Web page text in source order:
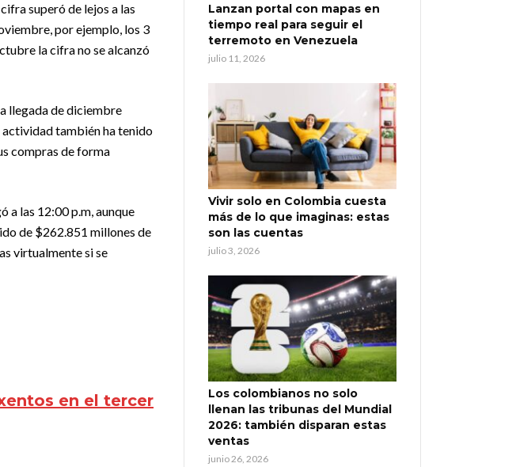
superó de lejos a las
por ejemplo, los 3
la cifra no se alcanzó
llegada de diciembre
actividad también ha tenido
compras de forma
a las 12:00 p.m, aunque
de $262.851 millones de
virtualmente si se
en el tercer
Lanzan portal con mapas en
tiempo real para seguir el
terremoto en Venezuela
julio 11, 2026
Vivir solo en Colombia cuesta
más de lo que imaginas: estas
son las cuentas
julio 3, 2026
Los colombianos no solo
llenan las tribunas del Mundial
2026: también disparan estas
ventas
junio 26, 2026